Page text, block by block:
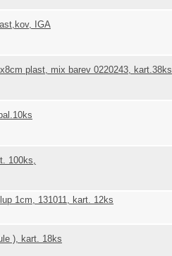
IGA
plast, mix barev 0220243, kart.38ks
100ks,
1cm, 131011, kart. 12ks
), kart. 18ks